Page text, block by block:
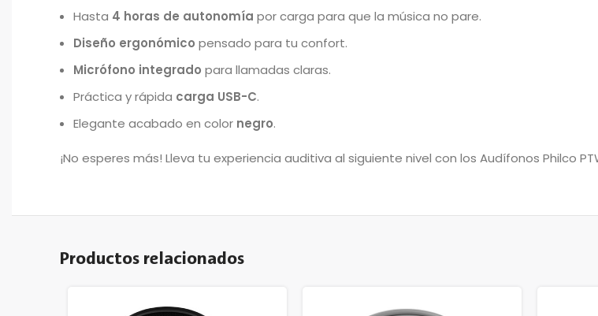
Hasta 4 horas de autonomía por carga para que la música no pare.
Diseño ergonómico pensado para tu confort.
Micrófono integrado para llamadas claras.
Práctica y rápida carga USB-C.
Elegante acabado en color negro.
¡No esperes más! Lleva tu experiencia auditiva al siguiente nivel con los Audífonos Philco
Productos relacionados